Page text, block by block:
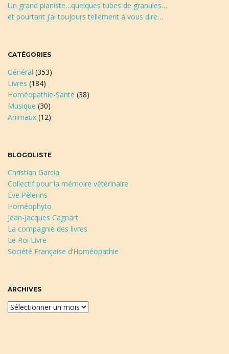
Un grand pianiste…quelques tubes de granules…
et pourtant j’ai toujours tellement à vous dire…
CATÉGORIES
Général (353)
Livres (184)
Homéopathie-Santé (38)
Musique (30)
Animaux (12)
BLOGOLISTE
Christian Garcia
Collectif pour la mémoire vétérinaire
Eve Pèlerins
Homéophyto
Jean-Jacques Cagnart
La compagnie des livres
Le Roi Livre
Société Française d’Homéopathie
ARCHIVES
A